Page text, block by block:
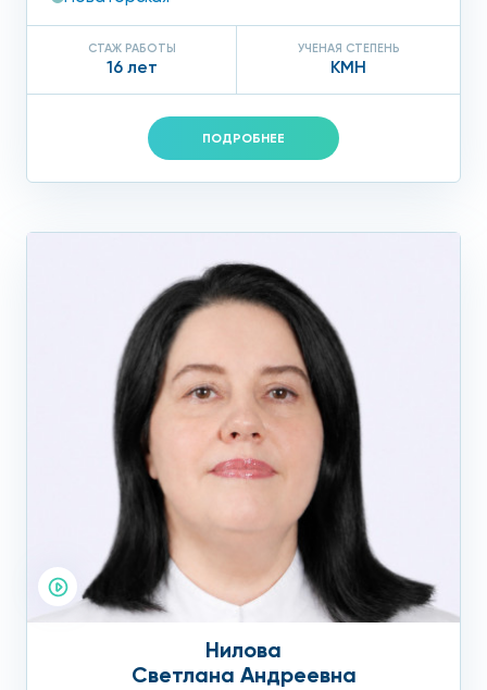
СТАЖ РАБОТЫ
16 лет
УЧЕНАЯ СТЕПЕНЬ
КМН
ПОДРОБНЕЕ
Нилова
Светлана Андреевна